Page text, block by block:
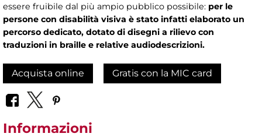
essere fruibile dal più ampio pubblico possibile: per le
persone con disabilità visiva è stato infatti elaborato un
percorso dedicato, dotato di disegni a rilievo con
traduzioni in braille e relative audiodescrizioni.
Acquista online Gratis con la MIC card
Informazioni